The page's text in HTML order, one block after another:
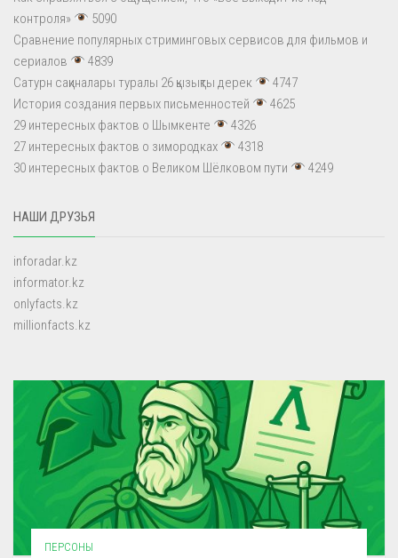
контроля»
5090
Сравнение популярных стриминговых сервисов для фильмов и
сериалов
4839
Сатурн сақиналары туралы 26 қызықты дерек
4747
История создания первых письменностей
4625
29 интересных фактов о Шымкенте
4326
27 интересных фактов о зимородках
4318
30 интересных фактов о Великом Шёлковом пути
4249
НАШИ ДРУЗЬЯ
inforadar.kz
informator.kz
onlyfacts.kz
millionfacts.kz
ПЕРСОНЫ